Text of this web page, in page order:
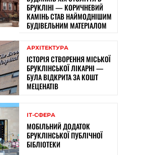
БРУКЛІНІ — КОРИЧНЕВИЙ
КАМІНЬ СТАВ НАЙМОДНІШИМ
БУДІВЕЛЬНИМ МАТЕРІАЛОМ
АРХІТЕКТУРА
ІСТОРІЯ СТВОРЕННЯ МІСЬКОЇ
БРУКЛІНСЬКОЇ ЛІКАРНІ —
БУЛА ВІДКРИТА ЗА КОШТ
МЕЦЕНАТІВ
ІТ-СФЕРА
МОБІЛЬНИЙ ДОДАТОК
БРУКЛІНСЬКОЇ ПУБЛІЧНОЇ
БІБЛІОТЕКИ